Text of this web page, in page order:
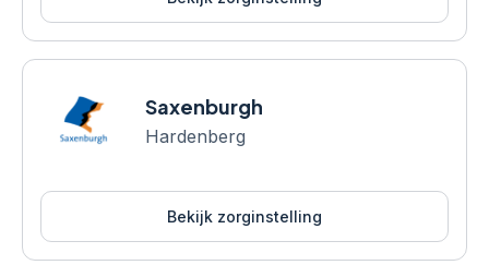
Saxenburgh
Hardenberg
Bekijk zorginstelling